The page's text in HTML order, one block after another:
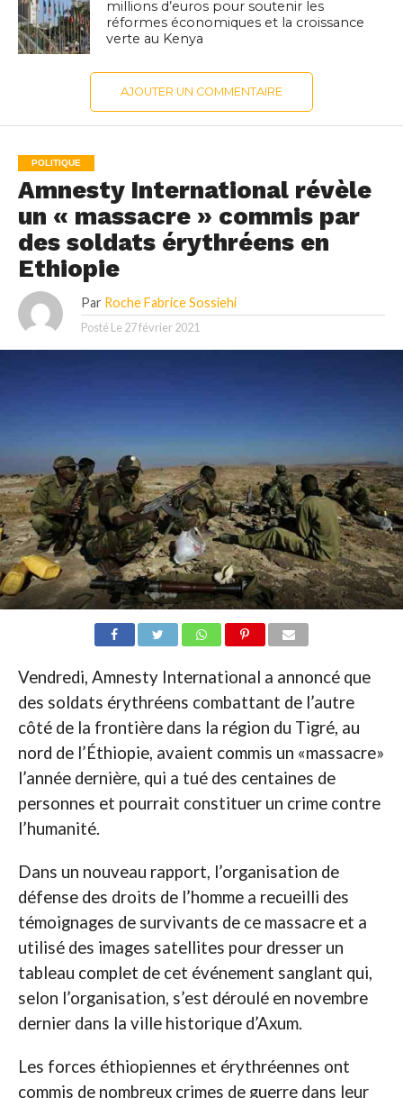
millions d’euros pour soutenir les
réformes économiques et la croissance
verte au Kenya
AJOUTER UN COMMENTAIRE
POLITIQUE
Amnesty International révèle
un « massacre » commis par
des soldats érythréens en
Ethiopie
Par Roche Fabrice Sossiehi
Posté Le 27 février 2021
Vendredi, Amnesty International a annoncé que
des soldats érythréens combattant de l’autre
côté de la frontière dans la région du Tigré, au
nord de l’Éthiopie, avaient commis un «massacre»
l’année dernière, qui a tué des centaines de
personnes et pourrait constituer un crime contre
l’humanité.
Dans un nouveau rapport, l’organisation de
défense des droits de l’homme a recueilli des
témoignages de survivants de ce massacre et a
utilisé des images satellites pour dresser un
tableau complet de cet événement sanglant qui,
selon l’organisation, s’est déroulé en novembre
dernier dans la ville historique d’Axum.
Les forces éthiopiennes et érythréennes ont
commis de nombreux crimes de guerre dans leur